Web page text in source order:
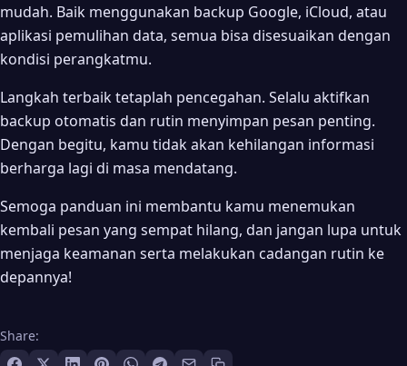
mudah. Baik menggunakan backup Google, iCloud, atau
aplikasi pemulihan data, semua bisa disesuaikan dengan
kondisi perangkatmu.
Langkah terbaik tetaplah pencegahan. Selalu aktifkan
backup otomatis dan rutin menyimpan pesan penting.
Dengan begitu, kamu tidak akan kehilangan informasi
berharga lagi di masa mendatang.
Semoga panduan ini membantu kamu menemukan
kembali pesan yang sempat hilang, dan jangan lupa untuk
menjaga keamanan serta melakukan cadangan rutin ke
depannya!
Share: